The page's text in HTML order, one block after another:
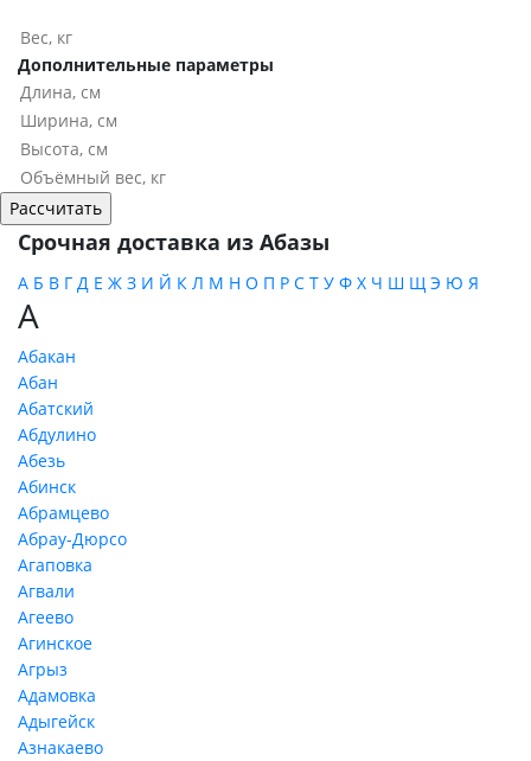
Дополнительные параметры
Срочная доставка из Абазы
А Б В Г Д Е Ж З И Й К Л М Н О П Р С Т У Ф Х Ч Ш Щ Э Ю Я
А
Абакан
Абан
Абатский
Абдулино
Абезь
Абинск
Абрамцево
Абрау-Дюрсо
Агаповка
Агвали
Агеево
Агинское
Агрыз
Адамовка
Адыгейск
Азнакаево